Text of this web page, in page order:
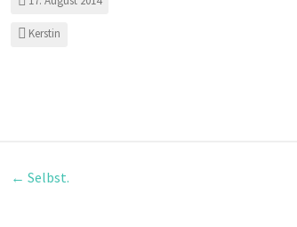
Kerstin
Post navigation
← Selbst.